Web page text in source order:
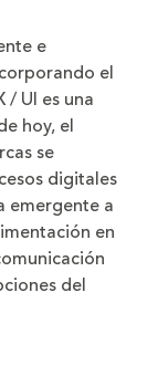
letra
e
el
UI es una
hoy, el
se
digitales
emergente a
en
del